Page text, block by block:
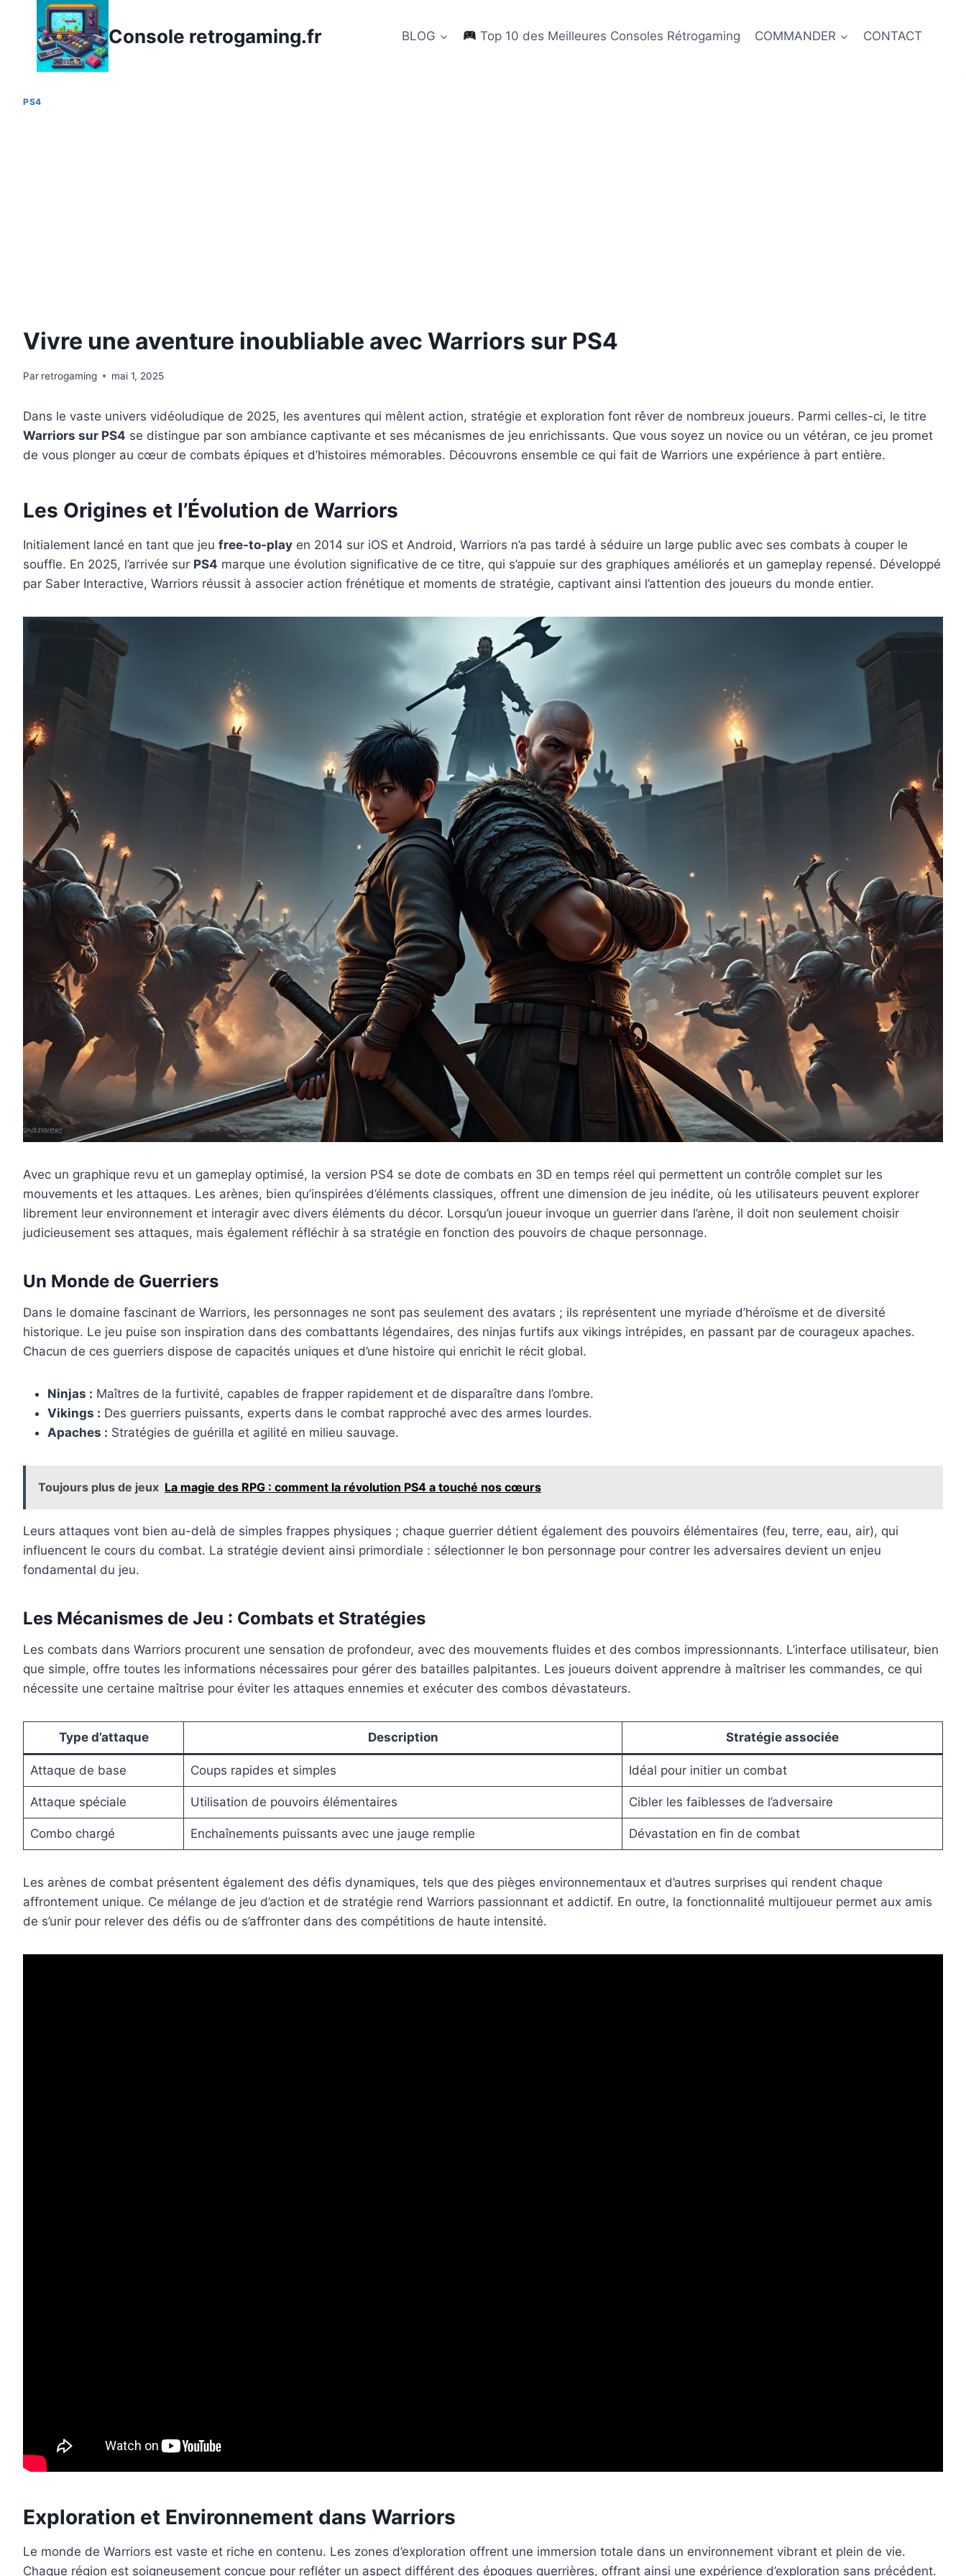
contenu
Console retrogaming.fr BLOG Top 10 des Meilleures Consoles Rétrogaming COMMANDER CONTACT
PS4
Vivre une aventure inoubliable avec Warriors sur PS4
Par retrogaming mai 1, 2025
Dans le vaste univers vidéoludique de 2025, les aventures qui mêlent action, stratégie et exploration font rêver de nombreux joueurs. Parmi celles-ci, le titre
Warriors sur PS4 se distingue par son ambiance captivante et ses mécanismes de jeu enrichissants. Que vous soyez un novice ou un vétéran, ce jeu promet
de vous plonger au cœur de combats épiques et d’histoires mémorables. Découvrons ensemble ce qui fait de Warriors une expérience à part entière.
Les Origines et l’Évolution de Warriors
Initialement lancé en tant que jeu free-to-play en 2014 sur iOS et Android, Warriors n’a pas tardé à séduire un large public avec ses combats à couper le
souffle. En 2025, l’arrivée sur PS4 marque une évolution significative de ce titre, qui s’appuie sur des graphiques améliorés et un gameplay repensé. Développé
par Saber Interactive, Warriors réussit à associer action frénétique et moments de stratégie, captivant ainsi l’attention des joueurs du monde entier.
Avec un graphique revu et un gameplay optimisé, la version PS4 se dote de combats en 3D en temps réel qui permettent un contrôle complet sur les
mouvements et les attaques. Les arènes, bien qu’inspirées d’éléments classiques, offrent une dimension de jeu inédite, où les utilisateurs peuvent explorer
librement leur environnement et interagir avec divers éléments du décor. Lorsqu’un joueur invoque un guerrier dans l’arène, il doit non seulement choisir
judicieusement ses attaques, mais également réfléchir à sa stratégie en fonction des pouvoirs de chaque personnage.
Un Monde de Guerriers
Dans le domaine fascinant de Warriors, les personnages ne sont pas seulement des avatars ; ils représentent une myriade d’héroïsme et de diversité
historique. Le jeu puise son inspiration dans des combattants légendaires, des ninjas furtifs aux vikings intrépides, en passant par de courageux apaches.
Chacun de ces guerriers dispose de capacités uniques et d’une histoire qui enrichit le récit global.
Ninjas : Maîtres de la furtivité, capables de frapper rapidement et de disparaître dans l’ombre.
Vikings : Des guerriers puissants, experts dans le combat rapproché avec des armes lourdes.
Apaches : Stratégies de guérilla et agilité en milieu sauvage.
Toujours plus de jeux La magie des RPG : comment la révolution PS4 a touché nos cœurs
Leurs attaques vont bien au-delà de simples frappes physiques ; chaque guerrier détient également des pouvoirs élémentaires (feu, terre, eau, air), qui
influencent le cours du combat. La stratégie devient ainsi primordiale : sélectionner le bon personnage pour contrer les adversaires devient un enjeu
fondamental du jeu.
Les Mécanismes de Jeu : Combats et Stratégies
Les combats dans Warriors procurent une sensation de profondeur, avec des mouvements fluides et des combos impressionnants. L’interface utilisateur, bien
que simple, offre toutes les informations nécessaires pour gérer des batailles palpitantes. Les joueurs doivent apprendre à maîtriser les commandes, ce qui
nécessite une certaine maîtrise pour éviter les attaques ennemies et exécuter des combos dévastateurs.
Type d’attaque Description Stratégie associée
Attaque de base Coups rapides et simples Idéal pour initier un combat
Attaque spéciale Utilisation de pouvoirs élémentaires Cibler les faiblesses de l’adversaire
Combo chargé Enchaînements puissants avec une jauge remplie Dévastation en fin de combat
Les arènes de combat présentent également des défis dynamiques, tels que des pièges environnementaux et d’autres surprises qui rendent chaque
affrontement unique. Ce mélange de jeu d’action et de stratégie rend Warriors passionnant et addictif. En outre, la fonctionnalité multijoueur permet aux amis
de s’unir pour relever des défis ou de s’affronter dans des compétitions de haute intensité.
Exploration et Environnement dans Warriors
Le monde de Warriors est vaste et riche en contenu. Les zones d’exploration offrent une immersion totale dans un environnement vibrant et plein de vie.
Chaque région est soigneusement conçue pour refléter un aspect différent des époques guerrières, offrant ainsi une expérience d’exploration sans précédent.